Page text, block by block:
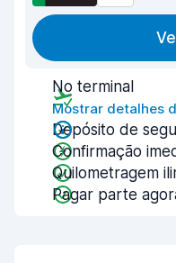
No terminal
Mostrar detalhes
Depósito de
Confirmação
Quilometragem
Pagar parte